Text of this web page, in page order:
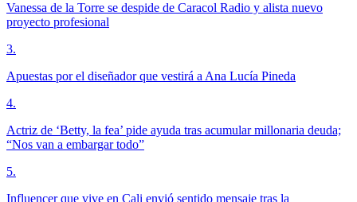
Vanessa de la Torre se despide de Caracol Radio y alista nuevo
proyecto profesional
3.
Apuestas por el diseñador que vestirá a Ana Lucía Pineda
4.
Actriz de ‘Betty, la fea’ pide ayuda tras acumular millonaria deuda;
“Nos van a embargar todo”
5.
Influencer que vive en Cali envió sentido mensaje tras la